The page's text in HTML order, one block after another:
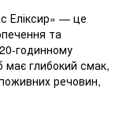
Еліксир» — це
та
годинному
має глибокий смак,
речовин,